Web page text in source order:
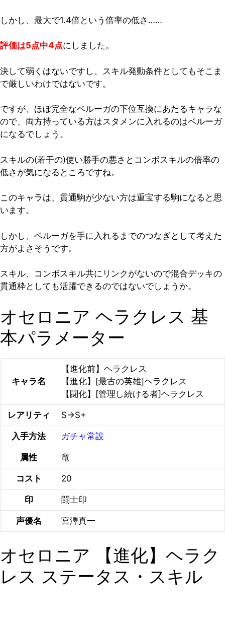
しかし、最大で1.4倍という倍率の低さ……
評価は5点中4点にしました。
決して弱くはないですし、スキル発動条件としてもそこま
で厳しいわけではないです。
ですが、 ほぼ完全なベルーガの下位互換にあたるキャラな
ので、両方持っている方はスタメンに入れるのはベルーガ
になるでしょう。
スキルの(若干の)使い勝手の悪さとコンボスキルの倍率の
低さが気になるところですね。
このキャラは、貫通駒が少ない方は重宝する駒になると思
います。
しかし、ベルーガを手に入れるまでのつなぎとして考えた
方がよさそうです。
スキル、コンボスキル共にリンクがないので混合デッキの
貫通枠としても活躍できるのではないでしょうか。
オセロニア ヘラクレス 基
本パラメーター
キャラ名
【進化前】ヘラクレス
【進化】[最古の英雄]ヘラクレス
【闘化】[管理し続ける者]ヘラクレス
レアリティ S→S+
入手方法 ガチャ常設
属性 竜
コスト 20
印 闘士印
声優名 宮澤真一
オセロニア 【進化】ヘラク
レス ステータス・スキル